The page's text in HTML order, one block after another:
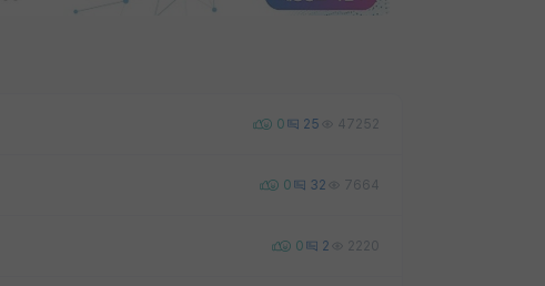
0 25 47252
0 32 7664
0 2 2220